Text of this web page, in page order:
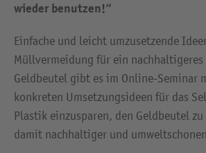
wieder benutzen!“
Einfache und leicht umzusetzende
Müllvermeidung für ein nachhaltigeres
Geldbeutel gibt es im Online-Seminar
konkreten Umsetzungsideen für das
Plastik einzusparen, den Geldbeutel zu
damit nachhaltiger und